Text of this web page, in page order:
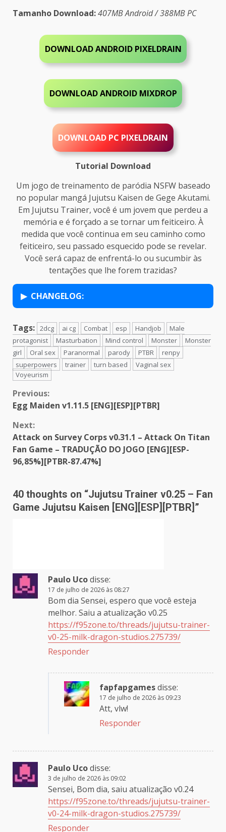
Tamanho Download:407MB Android / 388MB PC
DOWNLOAD ANDROID PIXELDRAIN
DOWNLOAD ANDROID MIXDROP
DOWNLOAD PC PIXELDRAIN
Tutorial Download
Um jogo de treinamento de paródia NSFW baseado
no popular mangá Jujutsu Kaisen de Gege Akutami.
Em Jujutsu Trainer, você é um jovem que perdeu a
memória e é forçado a se tornar um feiticeiro. À
medida que você continua em seu caminho como
feiticeiro, seu passado esquecido pode se revelar.
Você será capaz de enfrentá-lo ou sucumbir às
tentações que lhe forem trazidas?
CHANGELOG:
Tags: 2dcg ai cg Combat esp Handjob
Male
protagonist
Masturbation Mind control Monster
Monster
girl
Oral sex Paranormal parody PTBR
renpy
superpowers
trainer turn based
Vaginal sex
Voyeurism
Continue
Reading
Previous:
Egg Maiden v1.11.5 [ENG][ESP][PTBR]
Next:
Attack on Survey Corps v0.31.1 – Attack On Titan
Fan Game – TRADUÇÃO DO JOGO [ENG][ESP-
96,85%][PTBR-87.47%]
40 thoughts on “Jujutsu Trainer v0.25 – Fan
Game Jujutsu Kaisen [ENG][ESP][PTBR] ”
Paulo Ucodisse:
17 de julho de 2026 às 08:27
Bom dia Sensei, espero que você esteja
melhor. Saiu a atualização v0.25
https://f95zone.to/threads/jujutsu-trainer-
v0-25-milk-dragon-studios.275739/
Responder
fapfapgamesdisse:
17 de julho de 2026 às 09:23
Att, vlw!
Responder
Paulo Ucodisse:
3 de julho de 2026 às 09:02
Sensei, Bom dia, saiu atualização v0.24
https://f95zone.to/threads/jujutsu-trainer-
v0-24-milk-dragon-studios.275739/
Responder